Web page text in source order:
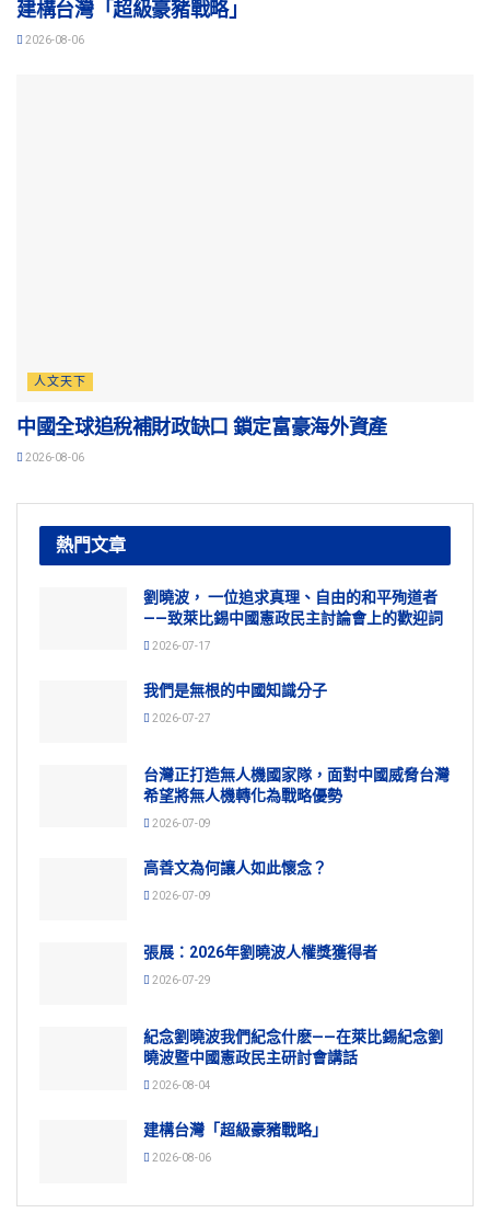
建構台灣「超級豪豬戰略」
2026-08-06
人文天下
中國全球追稅補財政缺口 鎖定富豪海外資產
2026-08-06
熱門文章
劉曉波， 一位追求真理、自由的和平殉道者
——致萊比錫中國憲政民主討論會上的歡迎詞
2026-07-17
我們是無根的中國知識分子
2026-07-27
台灣正打造無人機國家隊，面對中國威脅台灣
希望將無人機轉化為戰略優勢
2026-07-09
高善文為何讓人如此懷念？
2026-07-09
張展：2026年劉曉波人權獎獲得者
2026-07-29
紀念劉曉波我們紀念什麽——在萊比錫紀念劉
曉波暨中國憲政民主研討會講話
2026-08-04
建構台灣「超級豪豬戰略」
2026-08-06